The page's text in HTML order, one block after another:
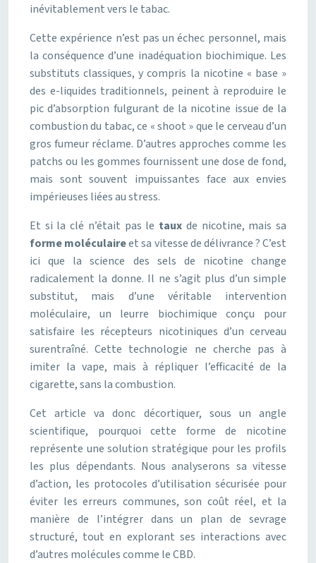
inévitablement vers le tabac.
Cette expérience n’est pas un échec personnel, mais
la conséquence d’une inadéquation biochimique. Les
substituts classiques, y compris la nicotine « base »
des e-liquides traditionnels, peinent à reproduire le
pic d’absorption fulgurant de la nicotine issue de la
combustion du tabac, ce « shoot » que le cerveau d’un
gros fumeur réclame. D’autres approches comme les
patchs ou les gommes fournissent une dose de fond,
mais sont souvent impuissantes face aux envies
impérieuses liées au stress.
Et si la clé n’était pas le taux de nicotine, mais sa
forme moléculaireet sa vitesse de délivrance ? C’est
ici que la science des sels de nicotine change
radicalement la donne. Il ne s’agit plus d’un simple
substitut, mais d’une véritable intervention
moléculaire, un leurre biochimique conçu pour
satisfaire les récepteurs nicotiniques d’un cerveau
surentraîné. Cette technologie ne cherche pas à
imiter la vape, mais à répliquer l’efficacité de la
cigarette, sans la combustion.
Cet article va donc décortiquer, sous un angle
scientifique, pourquoi cette forme de nicotine
représente une solution stratégique pour les profils
les plus dépendants. Nous analyserons sa vitesse
d’action, les protocoles d’utilisation sécurisée pour
éviter les erreurs communes, son coût réel, et la
manière de l’intégrer dans un plan de sevrage
structuré, tout en explorant ses interactions avec
d’autres molécules comme le CBD.